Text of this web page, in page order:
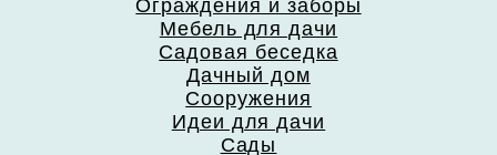
Ограждения и заборы
Мебель для дачи
Садовая беседка
Дачный дом
Сооружения
Идеи для дачи
Сады